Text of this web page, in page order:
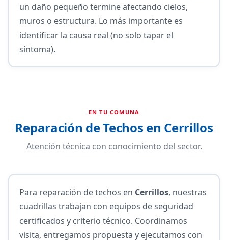
un daño pequeño termine afectando cielos,
muros o estructura. Lo más importante es
identificar la causa real (no solo tapar el
síntoma).
EN TU COMUNA
Reparación de Techos en Cerrillos
Atención técnica con conocimiento del sector.
Para reparación de techos en Cerrillos, nuestras
cuadrillas trabajan con equipos de seguridad
certificados y criterio técnico. Coordinamos
visita, entregamos propuesta y ejecutamos con